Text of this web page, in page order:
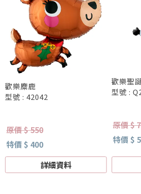
歡樂麋鹿
型號 : 42042
原價 $ 550
特價 $ 400
詳細資料
歡樂聖
型號 :
原價 $
特價 $